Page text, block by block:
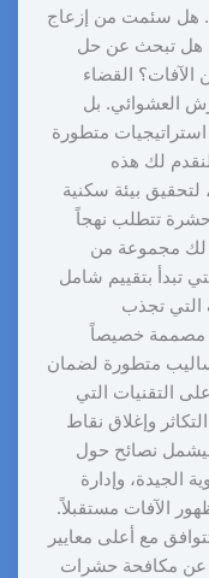
هل سئمت من إزعاج
هل تبحث عن حل
الآفات؟ القضاء
العشوائي. بل
متطورة
لك هذه
لتحقيق بيئة سكنية
تتطلب نهجاً
لك مجموعة من
تبدأ بتقييم شامل
التي تجذب
مصممة خصيصاً
متطورة لضمان
التقنيات التي
وإغلاق نقاط
ليشمل نصائح حول
الجيدة، وإدارة
الآفات مستقبلاً.
مع أعلى معايير
عن مكافحة حشرات